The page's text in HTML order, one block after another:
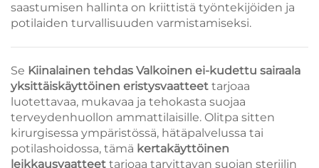
saastumisen hallinta on kriittistä työntekijöiden ja
potilaiden turvallisuuden varmistamiseksi.
Se Kiinalainen tehdas Valkoinen ei-kudettu sairaala
yksittäiskäyttöinen eristysvaatteet tarjoaa
luotettavaa, mukavaa ja tehokasta suojaa
terveydenhuollon ammattilaisille. Olitpa sitten
kirurgisessa ympäristössä, hätäpalvelussa tai
potilashoidossa, tämä kertakäyttöinen
leikkausvaatteet tarjoaa tarvittavan suojan steriilin